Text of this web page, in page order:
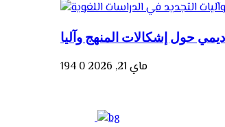
ماي 21, 2026 0
194